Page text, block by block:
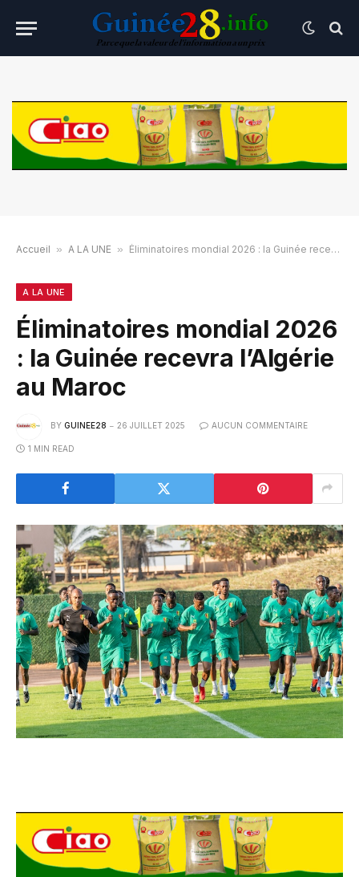
Accueil » A LA UNE » Éliminatoires mondial 2026 : la Guinée recevra l’Algérie au Maroc
A LA UNE
Éliminatoires mondial 2026
: la Guinée recevra l’Algérie
au Maroc
BY GUINEE28 26 JUILLET 2025 AUCUN COMMENTAIRE
1 MIN READ